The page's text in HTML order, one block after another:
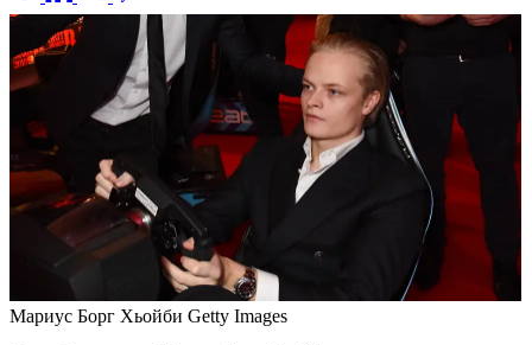
Мариус Борг Хьойби Getty Images